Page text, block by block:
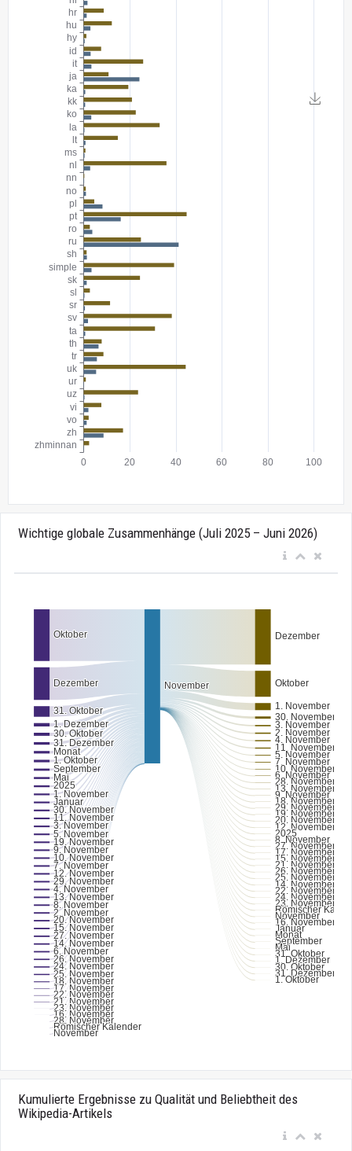
Wichtige globale Zusammenhänge (Juli 2025 – Juni 2026)
Kumulierte Ergebnisse zu Qualität und Beliebtheit des
Wikipedia-Artikels